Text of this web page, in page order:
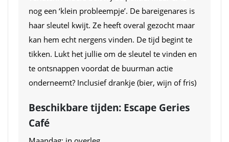
nog een ‘klein probleempje’. De bareigenares is
haar sleutel kwijt. Ze heeft overal gezocht maar
kan hem echt nergens vinden. De tijd begint te
tikken. Lukt het jullie om de sleutel te vinden en
te ontsnappen voordat de buurman actie
onderneemt? Inclusief drankje (bier, wijn of fris)
Beschikbare tijden: Escape Geries
Café